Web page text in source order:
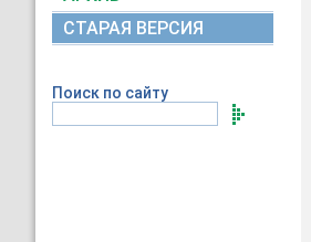
СТАРАЯ ВЕРСИЯ
Поиск по сайту